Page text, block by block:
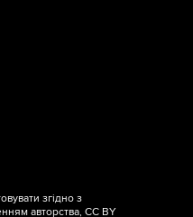
згідно з
авторства, CC BY